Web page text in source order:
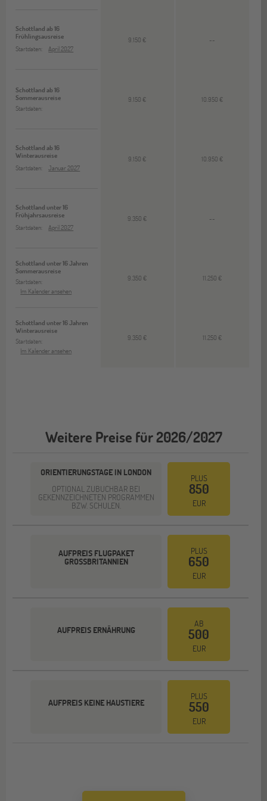
Schottland ab 16
Frühlingsausreise
Startdaten:
April 2027
Schottland ab 16
Sommerausreise
Startdaten:
Schottland ab 16
Winterausreise
Startdaten:
Januar 2027
Schottland unter 16
Frühjahrsausreise
Startdaten:
April 2027
Schottland unter 16 Jahren
Sommerausreise
Startdaten:
Im Kalender ansehen
Schottland unter 16 Jahren
Winterausreise
Startdaten:
Im Kalender ansehen
9.150 € --
9.150 € 10.950 €
9.150 € 10.950 €
9.350 € --
9.350 € 11.250 €
9.350 € 11.250 €
Weitere Preise für 2026/2027
ORIENTIERUNGSTAGE IN LONDON
OPTIONAL ZUBUCHBAR BEI
GEKENNZEICHNETEN PROGRAMMEN
BZW. SCHULEN.
PLUS
850
EUR
AUFPREIS FLUGPAKET
GROSSBRITANNIEN
PLUS
650
EUR
AUFPREIS ERNÄHRUNG
AB
500
EUR
AUFPREIS KEINE HAUSTIERE
PLUS
550
EUR